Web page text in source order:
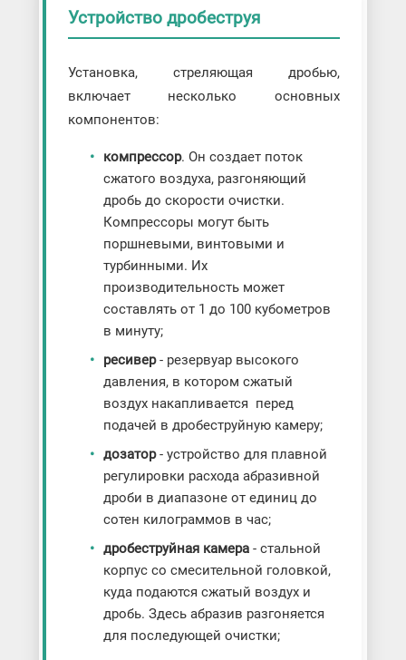
Устройство дробеструя
Установка, стреляющая дробью,
включает несколько основных
компонентов:
компрессор. Он создает поток
сжатого воздуха, разгоняющий
дробь до скорости очистки.
Компрессоры могут быть
поршневыми, винтовыми и
турбинными. Их
производительность может
составлять от 1 до 100 кубометров
в минуту;
ресивер- резервуар высокого
давления, в котором сжатый
воздух накапливается перед
подачей в дробеструйную камеру;
дозатор- устройство для плавной
регулировки расхода абразивной
дроби в диапазоне от единиц до
сотен килограммов в час;
дробеструйная камера- стальной
корпус со смесительной головкой,
куда подаются сжатый воздух и
дробь. Здесь абразив разгоняется
для последующей очистки;